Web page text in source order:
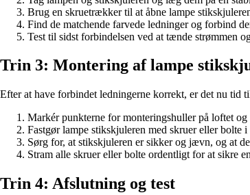
Brug en skruetrækker til at åbne lampe
Find de matchende farvede ledninger og forbind
Test til sidst forbindelsen ved at tænde strømmen
Trin 3: Montering af lampe
Efter at have forbindet ledningerne korrekt, er det nu tid
Markér punkterne for monteringshuller på loftet
Fastgør lampe stikskjuleren med skruer eller bolte
Sørg for, at stikskjuleren er sikker og jævn, og at
Stram alle skruer eller bolte ordentligt for at sikre
Trin 4: Afslutning og test